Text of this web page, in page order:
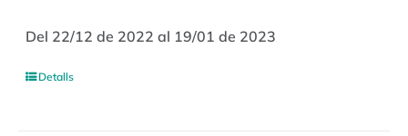
Del 22/12 de 2022 al 19/01 de 2023
Detalls